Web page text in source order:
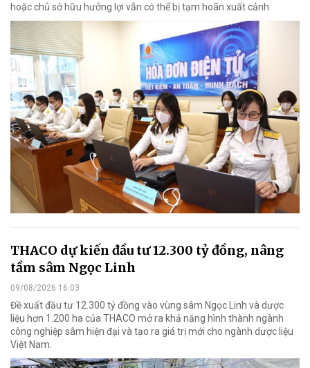
hoặc chủ sở hữu hưởng lợi vẫn có thể bị tạm hoãn xuất cảnh.
THACO dự kiến đầu tư 12.300 tỷ đồng, nâng
tầm sâm Ngọc Linh
09/08/2026 16:03
Đề xuất đầu tư 12.300 tỷ đồng vào vùng sâm Ngọc Linh và dược
liệu hơn 1.200 ha của THACO mở ra khả năng hình thành ngành
công nghiệp sâm hiện đại và tạo ra giá trị mới cho ngành dược liệu
Việt Nam.